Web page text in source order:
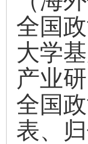
全国
大学
产业
全国
表、